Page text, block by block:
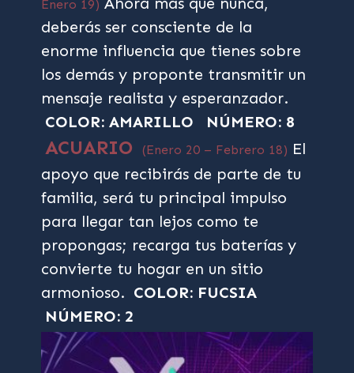
Enero 19)
deberás ser consciente de la
enorme influencia que tienes sobre
los demás y proponte transmitir un
mensaje realista y esperanzador.
COLOR: AMARILLO
NÚMERO: 8
ACUARIO (Enero 20 – Febrero 18) El
apoyo que recibirás de parte de tu
familia, será tu principal impulso
para llegar tan lejos como te
propongas; recarga tus baterías y
convierte tu hogar en un sitio
armonioso. COLOR: FUCSIA
NÚMERO: 2